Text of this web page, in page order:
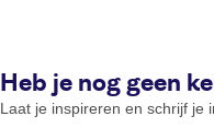
Heb je nog geen
Laat je inspireren en schrijf je